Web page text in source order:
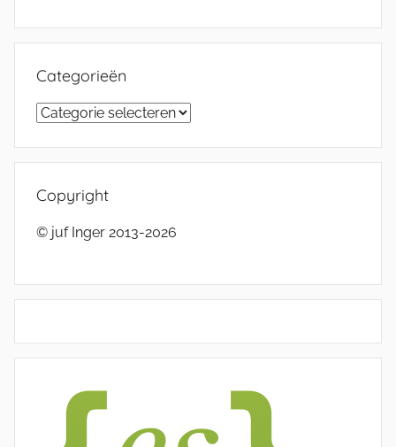
Categorieën
Categorieën
Copyright
© juf Inger 2013-2026